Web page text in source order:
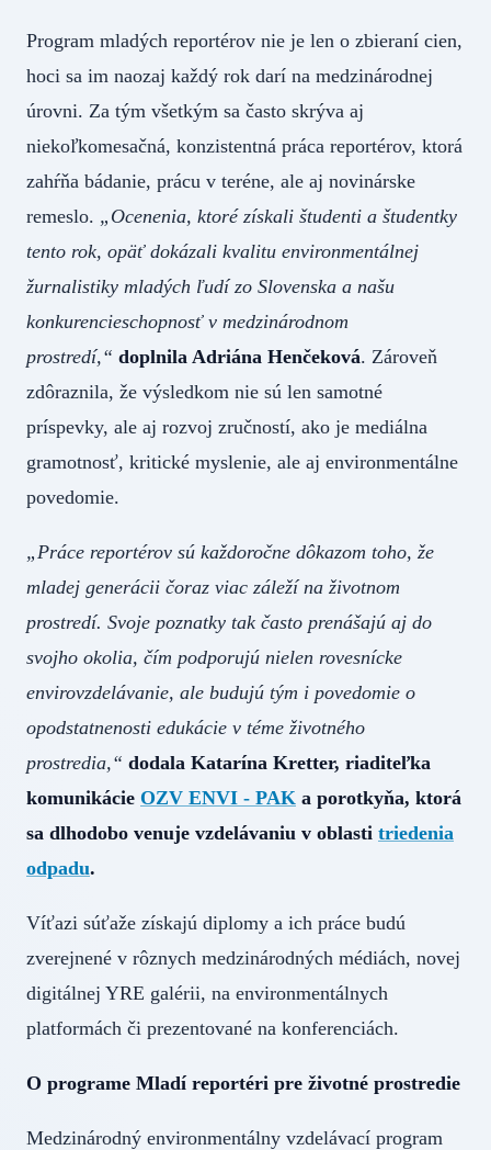
Program mladých reportérov nie je len o zbieraní cien,
hoci sa im naozaj každý rok darí na medzinárodnej
úrovni. Za tým všetkým sa často skrýva aj
niekoľkomesačná, konzistentná práca reportérov, ktorá
zahŕňa bádanie, prácu v teréne, ale aj novinárske
remeslo. „Ocenenia, ktoré získali študenti a študentky
tento rok, opäť dokázali kvalitu environmentálnej
žurnalistiky mladých ľudí zo Slovenska a našu
konkurencieschopnosť v medzinárodnom
prostredí,“ doplnila Adriána Henčeková. Zároveň
zdôraznila, že výsledkom nie sú len samotné
príspevky, ale aj rozvoj zručností, ako je mediálna
gramotnosť, kritické myslenie, ale aj environmentálne
povedomie.
„Práce reportérov sú každoročne dôkazom toho, že
mladej generácii čoraz viac záleží na životnom
prostredí. Svoje poznatky tak často prenášajú aj do
svojho okolia, čím podporujú nielen rovesnícke
envirovzdelávanie, ale budujú tým i povedomie o
opodstatnenosti edukácie v téme životného
prostredia,“ dodala Katarína Kretter, riaditeľka
komunikácie OZV ENVI - PAK a porotkyňa, ktorá
sa dlhodobo venuje vzdelávaniu v oblasti triedenia
odpadu.
Víťazi súťaže získajú diplomy a ich práce budú
zverejnené v rôznych medzinárodných médiách, novej
digitálnej YRE galérii, na environmentálnych
platformách či prezentované na konferenciách.
O programe Mladí reportéri pre životné prostredie
Medzinárodný environmentálny vzdelávací program